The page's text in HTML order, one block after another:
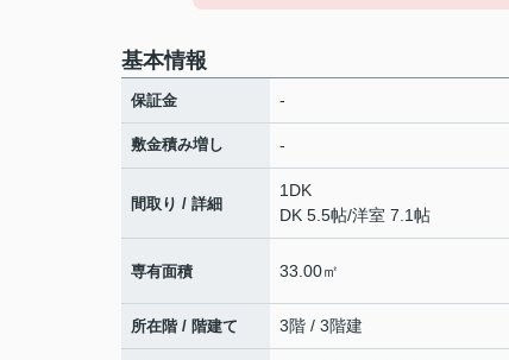
基本情報
保証金 -
敷金積み増し -
間取り / 詳細
1DK
DK 5.5帖/洋室 7.1帖
専有面積 33.00㎡
所在階 / 階建て 3階 / 3階建